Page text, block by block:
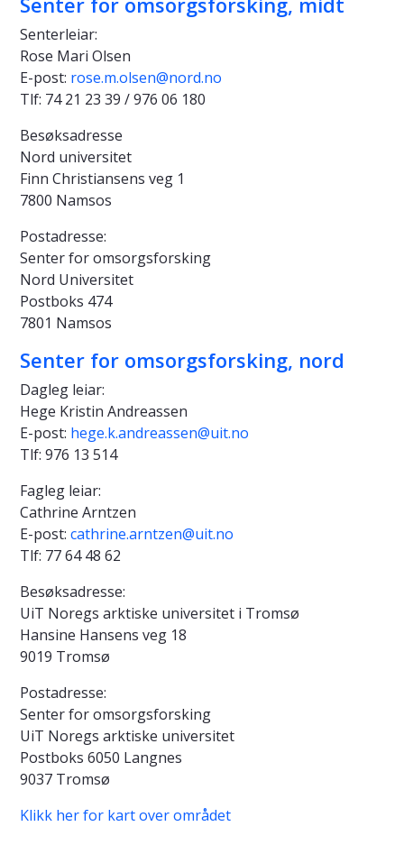
Senterleiar:
Rose Mari Olsen
E-post: rose.m.olsen@nord.no
Tlf: 74 21 23 39 / 976 06 180
Besøksadresse
Nord universitet
Finn Christiansens veg 1
7800 Namsos
Postadresse:
Senter for omsorgsforsking
Nord Universitet
Postboks 474
7801 Namsos
Senter for omsorgsforsking, nord
Dagleg leiar:
Hege Kristin Andreassen
E-post: hege.k.andreassen@uit.no
Tlf: 976 13 514
Fagleg leiar:
Cathrine Arntzen
E-post: cathrine.arntzen@uit.no
Tlf: 77 64 48 62
Besøksadresse:
UiT Noregs arktiske universitet i Tromsø
Hansine Hansens veg 18
9019 Tromsø
Postadresse:
Senter for omsorgsforsking
UiT Noregs arktiske universitet
Postboks 6050 Langnes
9037 Tromsø
Klikk her for kart over området